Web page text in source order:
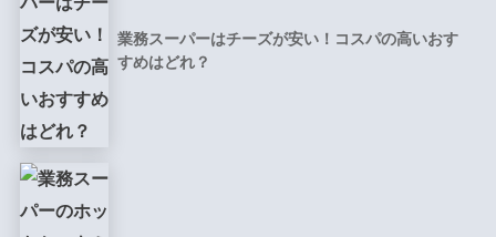
業務スーパーはチーズが安い！コスパの高いおす
すめはどれ？